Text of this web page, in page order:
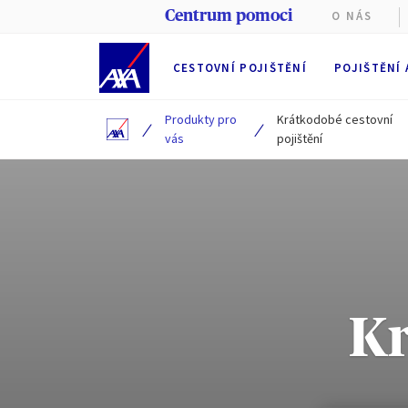
CESTOVNÍ POJIŠTĚNÍ POJIŠTĚNÍ
Centrum pomoci O NÁS
/
Produkty pro
vás
/
Krátkodobé cestovní
pojištění
Při